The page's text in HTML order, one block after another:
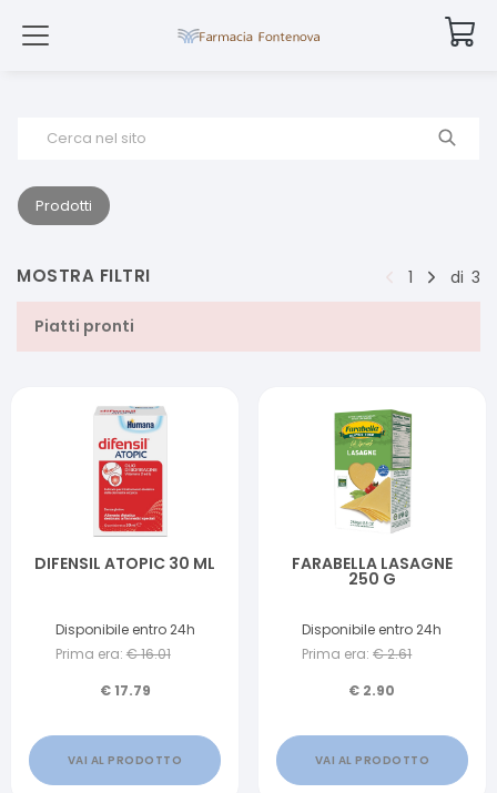
Cerca nel sito
Prodotti
MOSTRA FILTRI 1 di 3
Piatti pronti
DIFENSIL ATOPIC 30 ML
Disponibile entro 24h
Prima era: €16.01
€17.79
VAI AL PRODOTTO
FARABELLA LASAGNE
250 G
Disponibile entro 24h
Prima era: €2.61
€ 2.90
VAI AL PRODOTTO